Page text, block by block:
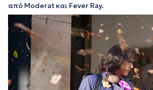
από Moderat και Fever Ray.